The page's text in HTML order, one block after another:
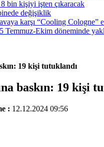
bin kişiyi işten çıkaracak
değişiklik
karşı “Cooling Cologne”
Temmuz-Ekim döneminde
19 kişi tutuklandı
baskın: 19 kişi
: 12.12.2024 09:56